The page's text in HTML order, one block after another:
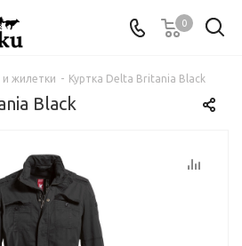
0
и жилетки - Куртка Delta Britania Black
Black